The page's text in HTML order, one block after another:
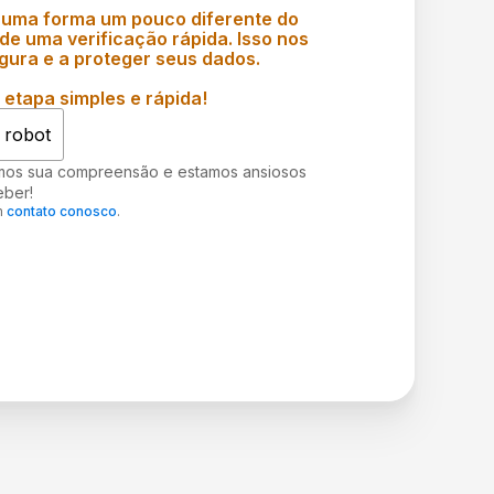
forma um pouco diferente do
uma verificação rápida. Isso nos
e a proteger seus dados.
simples e rápida!
robot
sua compreensão e estamos ansiosos
contato conosco.